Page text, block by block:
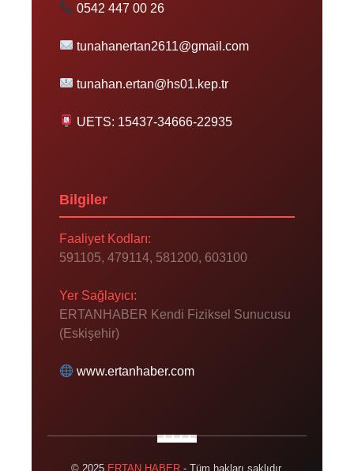
0542 447 00 26
tunahanertan2611@gmail.com
tunahan.ertan@hs01.kep.tr
UETS: 15437-34666-22935
Bilgiler
Faaliyet Kodları:
591105, 479114, 581200, 603100
Yer Sağlayıcı:
ERTANHABER Kendi Fiziksel Sunucusu
(Eskişehir)
www.ertanhaber.com
© 2025 ERTAN HABER- Tüm hakları saklıdır.